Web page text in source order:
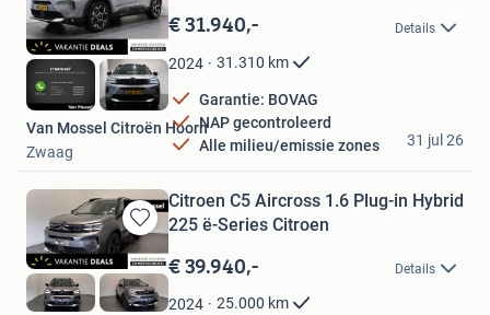
in
Mijn
Favorieten
€ 31.940,- Details
2024 31.310 km
Garantie: BOVAG
NAP gecontroleerd
Alle milieu/emissie zones
Van Mossel Citroën Hoorn
Zwaag
31 jul 26
Bewaren
in
Mijn
Favorieten
Citroen C5 Aircross 1.6 Plug-in Hybrid
225 ë-Series Citroen
€ 39.940,- Details
2024 25.000 km